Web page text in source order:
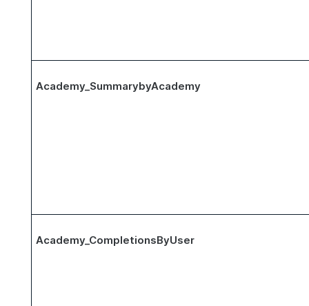
Academy_SummarybyAcademy
Academy_CompletionsByUser